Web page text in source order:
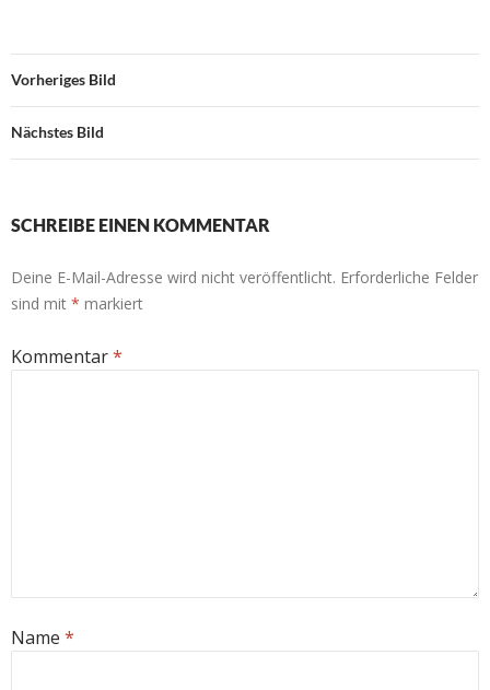
Vorheriges Bild
Nächstes Bild
SCHREIBE EINEN KOMMENTAR
Deine E-Mail-Adresse wird nicht veröffentlicht. Erforderliche Felder
sind mit * markiert
Kommentar*
Name *